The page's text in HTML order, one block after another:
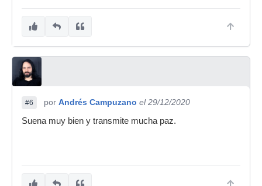
#6 por Andrés Campuzano el 29/12/2020
Suena muy bien y transmite mucha paz.